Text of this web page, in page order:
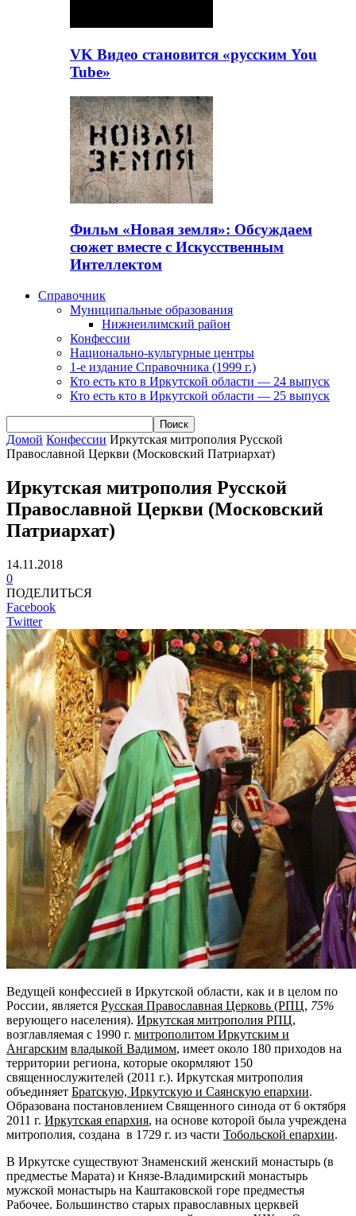
VK Видео становится «русским You
Tube»
Фильм «Новая земля»: Обсуждаем
сюжет вместе с Искусственным
Интеллектом
Справочник
Муниципальные образования
Нижнеилимский район
Конфессии
Национально-культурные центры
1-е издание Справочника (1999 г.)
Кто есть кто в Иркутской области — 24 выпуск
Кто есть кто в Иркутской области — 25 выпуск
Домой Конфессии Иркутская митрополия Русской
Православной Церкви (Московский Патриархат)
Иркутская митрополия Русской
Православной Церкви (Московский
Патриархат)
14.11.2018
0
ПОДЕЛИТЬСЯ
Facebook
Twitter
Ведущей конфессией в Иркутской области, как и в целом по
России, является Русская Православная Церковь (РПЦ, 75%
верующего населения). Иркутская митрополия РПЦ,
возглавляемая с 1990 г. митрополитом Иркутским и
Ангарским владыкой Вадимом, имеет около 180 приходов на
территории региона, которые окормляют 150
священнослужителей (2011 г.). Иркутская митрополия
объединяет Братскую, Иркутскую и Саянскую епархии.
Образована постановлением Священного синода от 6 октября
2011 г. Иркутская епархия, на основе которой была учреждена
митрополия, создана в 1729 г. из части Тобольской епархии.
В Иркутске существуют Знаменский женский монас­тырь (в
предместье Марата) и Князе-Владимирский монастырь
мужской монастырь на Каштаковской горе предместья
Рабочее. Большинство ста­рых православных церквей